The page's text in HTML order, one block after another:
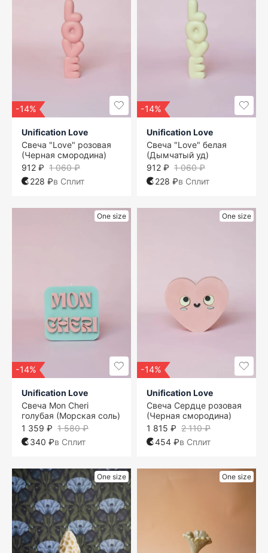
-14%
Unification Love
Свеча "Love" розовая
(Черная смородина)
1 060 ₽
912 ₽
228 ₽в Сплит
-14%
Unification Love
Свеча "Love" белая
(Дымчатый уд)
1 060 ₽
912 ₽
228 ₽в Сплит
One size
-14%
Unification Love
Свеча Mon Cheri
голубая (Морская соль)
1 580 ₽
1 359 ₽
340 ₽в Сплит
One size
-14%
Unification Love
Свеча Сердце розовая
(Черная смородина)
2 110 ₽
1 815 ₽
454 ₽в Сплит
One size One size